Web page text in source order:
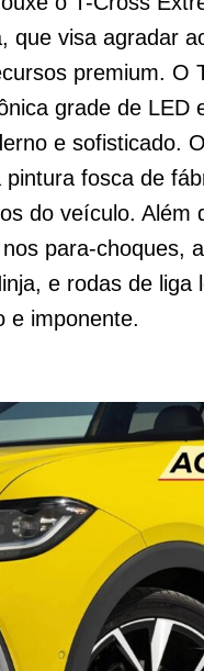
que visa agradar
premium. O
grade de LED
e sofisticado.
fosca de
do veículo. Além
para-choques,
e rodas de liga
e imponente.